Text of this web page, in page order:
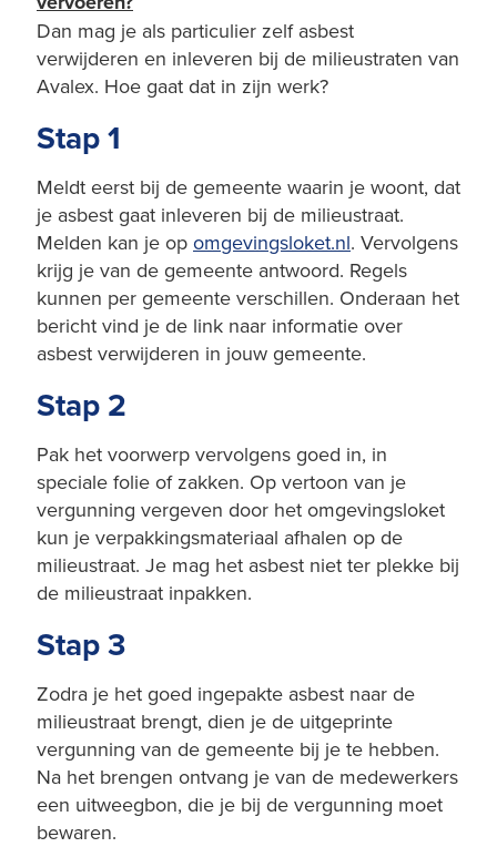
Dan mag je als particulier zelf asbest
verwijderen en inleveren bij de milieustraten van
Avalex. Hoe gaat dat in zijn werk?
Stap 1
Meldt eerst bij de gemeente waarin je woont, dat
je asbest gaat inleveren bij de milieustraat.
Melden kan je op omgevingsloket.nl. Vervolgens
krijg je van de gemeente antwoord. Regels
kunnen per gemeente verschillen. Onderaan het
bericht vind je de link naar informatie over
asbest verwijderen in jouw gemeente.
Stap 2
Pak het voorwerp vervolgens goed in, in
speciale folie of zakken. Op vertoon van je
vergunning vergeven door het omgevingsloket
kun je verpakkingsmateriaal afhalen op de
milieustraat. Je mag het asbest niet ter plekke bij
de milieustraat inpakken.
Stap 3
Zodra je het goed ingepakte asbest naar de
milieustraat brengt, dien je de uitgeprinte
vergunning van de gemeente bij je te hebben.
Na het brengen ontvang je van de medewerkers
een uitweegbon, die je bij de vergunning moet
bewaren.